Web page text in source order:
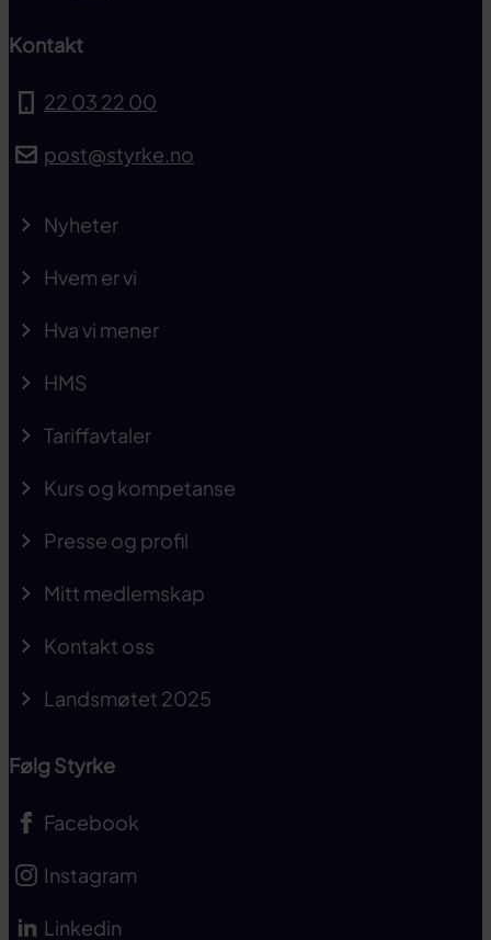
Kontakt
22 03 22 00
post@styrke.no
Nyheter
Hvem er vi
Hva vi mener
HMS
Tariffavtaler
Kurs og kompetanse
Presse og profil
Mitt medlemskap
Kontakt oss
Landsmøtet 2025
Følg Styrke
Facebook
Instagram
Linkedin